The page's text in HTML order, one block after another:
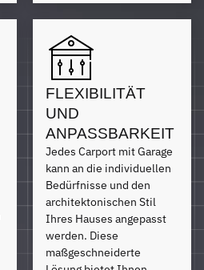
FLEXIBILITÄT
UND
ANPASSBARKEIT
Jedes Carport mit Garage
kann an die individuellen
Bedürfnisse und den
architektonischen Stil
Ihres Hauses angepasst
werden. Diese
maßgeschneiderte